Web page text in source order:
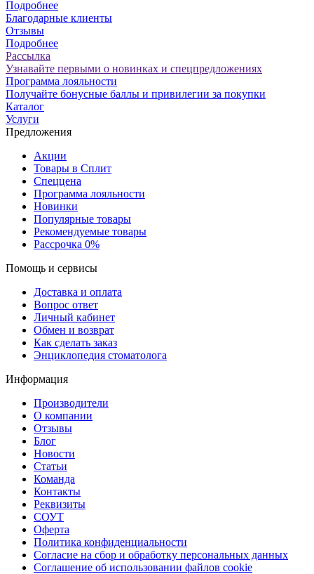
Подробнее
Благодарные клиенты
Отзывы
Подробнее
Рассылка
Узнавайте первыми о новинках и спецпредложениях
Программа лояльности
Получайте бонусные баллы и привилегии за покупки
Каталог
Услуги
Предложения
Акции
Товары в Сплит
Спеццена
Программа лояльности
Новинки
Популярные товары
Рекомендуемые товары
Рассрочка 0%
Помощь и сервисы
Доставка и оплата
Вопрос ответ
Личный кабинет
Обмен и возврат
Как сделать заказ
Энциклопедия стоматолога
Информация
Производители
О компании
Отзывы
Блог
Новости
Статьи
Команда
Контакты
Реквизиты
СОУТ
Оферта
Политика конфиденциальности
Согласие на сбор и обработку персональных данных
Соглашение об использовании файлов cookie